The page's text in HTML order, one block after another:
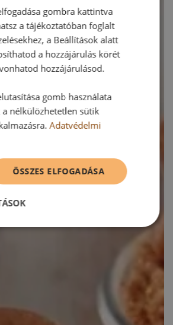
gombra kattintva
a tájékoztatóban foglalt
a Beállítások alatt
a hozzájárulás körét
hozzájárulásod.
gomb használata
a nélkülözhetetlen sütik
Adatvédelmi
ÖSSZES ELFOGADÁSA